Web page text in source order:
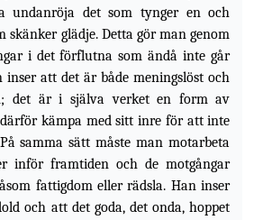
undanröja det som tynger en och
skänker glädje. Detta gör man genom
i det förflutna som ändå inte går
att det är både meningslöst och
det är i själva verket en form av
kämpa med sitt inre för att inte
samma sätt måste man motarbeta
inför framtiden och de motgångar
fattigdom eller rädsla. Han inser
och att det goda, det onda, hoppet